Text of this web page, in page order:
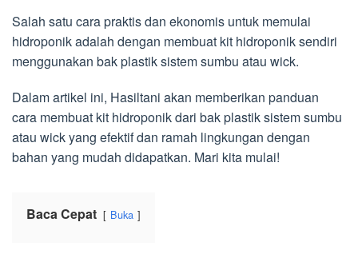
Salah satu cara praktis dan ekonomis untuk memulai
hidroponik adalah dengan membuat kit hidroponik sendiri
menggunakan bak plastik sistem sumbu atau wick.
Dalam artikel ini, Hasiltani akan memberikan panduan
cara membuat kit hidroponik dari bak plastik sistem sumbu
atau wick yang efektif dan ramah lingkungan dengan
bahan yang mudah didapatkan. Mari kita mulai!
Baca Cepat Buka